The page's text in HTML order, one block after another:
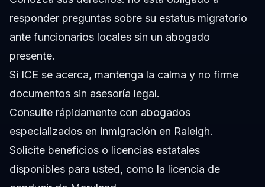
responder preguntas sobre su estatus migratorio
ante funcionarios locales sin un abogado
presente.
Si ICE se acerca, mantenga la calma y no firme
documentos sin asesoría legal.
Consulte rápidamente con abogados
especializados en inmigración en Raleigh.
Solicite beneficios o licencias estatales
disponibles para usted, como la licencia de